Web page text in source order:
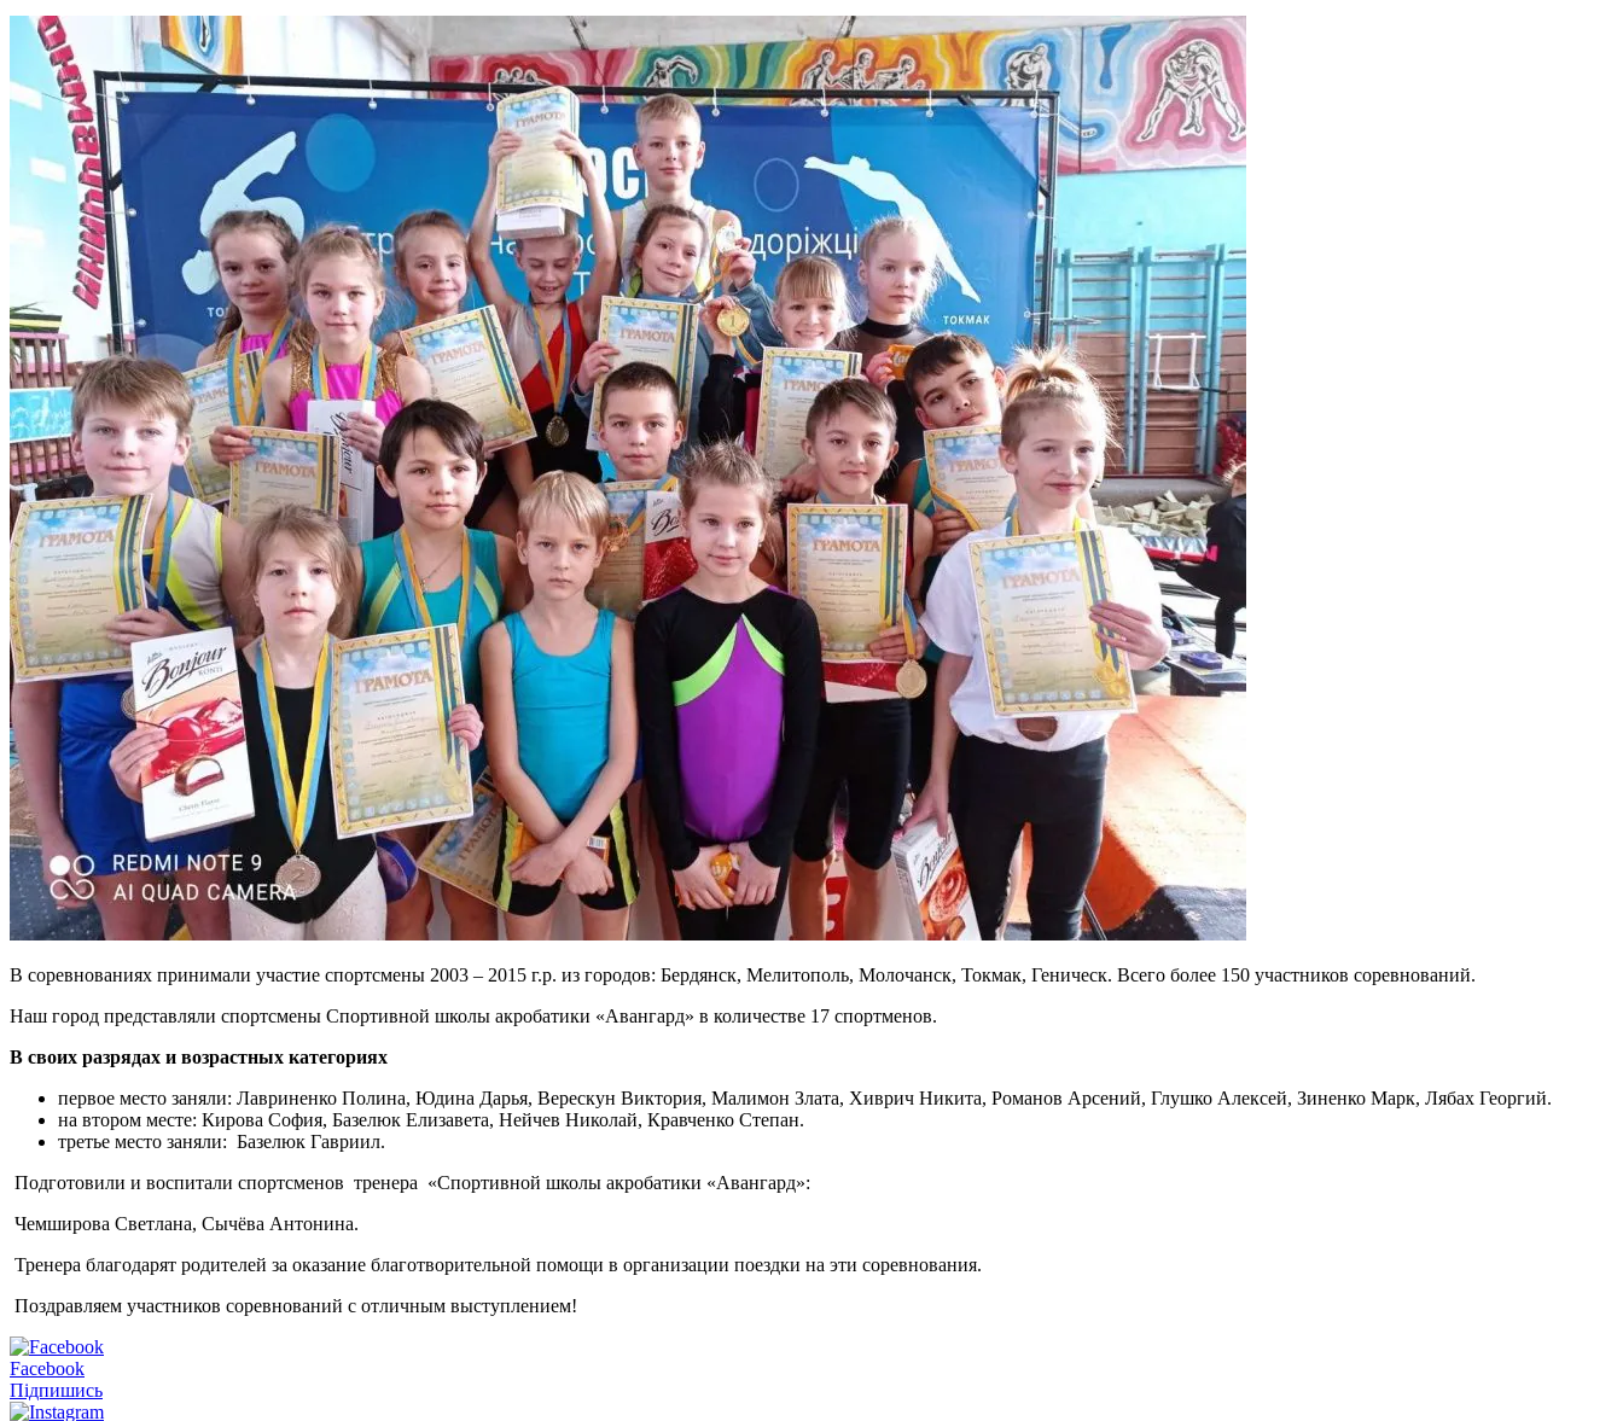
В соревнованиях принимали участие спортсмены 2003 – 2015 г.р. из городов: Бердянск, Мелитополь, Молочанск, Токмак, Геническ. Всего более 150 участников соревнований.
Наш город представляли спортсмены Спортивной школы акробатики «Авангард» в количестве 17 спортменов.
В своих разрядах и возрастных категориях
первое место заняли: Лавриненко Полина, Юдина Дарья, Верескун Виктория, Малимон Злата, Хиврич Никита, Романов Арсений, Глушко Алексей, Зиненко Марк, Лябах Георгий.
на втором месте: Кирова София, Базелюк Елизавета, Нейчев Николай, Кравченко Степан.
третье место заняли: Базелюк Гавриил.
Подготовили и воспитали спортсменов тренера «Спортивной школы акробатики «Авангард»:
Чемширова Светлана, Сычёва Антонина.
Тренера благодарят родителей за оказание благотворительной помощи в организации поездки на эти соревнования.
Поздравляем участников соревнований с отличным выступлением!
Facebook
Підпишись